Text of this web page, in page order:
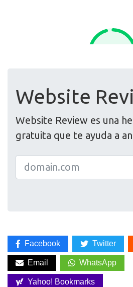
Website
Website Review es una
gratuita que te ayuda a
Facebook Twitter
Email WhatsApp
Yahoo! Bookmarks